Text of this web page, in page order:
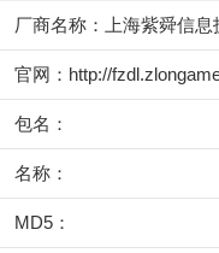
厂商名称： 上海紫舜信
官网： http://
包名：
名称：
MD5：